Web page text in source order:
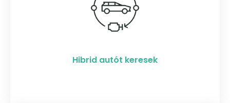
Hibrid autót keresek